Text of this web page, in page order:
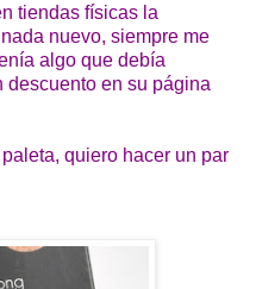
tiendas físicas la
nuevo, siempre me
algo que debía
descuento en su página
quiero hacer un par